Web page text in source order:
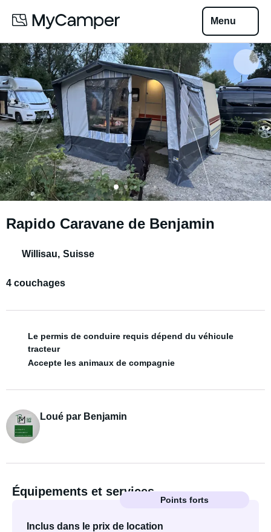
Menu
Rapido Caravane de Benjamin
Willisau, Suisse
4 couchages
Le permis de conduire requis dépend du véhicule
tracteur
Accepte les animaux de compagnie
Loué par Benjamin
Équipements et services
Points forts
Inclus dans le prix de location